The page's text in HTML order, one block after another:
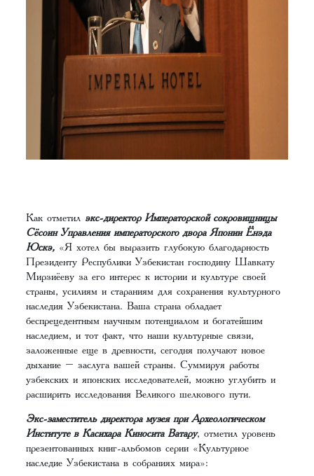
Как отметил экс-директор Императорской сокровищницы
Сёсоин Управления императорского двора Японии Ёнэда
Юскэ, «Я хотел бы выразить глубокую благодарность
Президенту Республики Узбекистан господину Шавкату
Мирзиёеву за его интерес к истории и культуре своей
страны, усилиям и стараниям для сохранения культурного
наследия Узбекистана. Ваша страна обладает
беспрецедентным научным потенциалом и богатейшим
наследием, и тот факт, что наши культурные связи,
заложенные еще в древности, сегодня получают новое
дыхание – заслуга вашей страны. Суммируя работы
узбекских и японских исследователей, можно углубить и
расширить исследования Великого шелкового пути.
Экс-заместитель директора музея при Археологическом
Институте в Касихара Киносита Ватару, отметил уровень
презентованных книг-альбомов серии «Культурное
наследие Узбекистана в собраниях мира»: